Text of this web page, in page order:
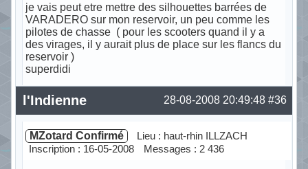
je vais peut etre mettre des silhouettes barrées de
VARADERO sur mon reservoir, un peu comme les
pilotes de chasse ( pour les scooters quand il y a
des virages, il y aurait plus de place sur les flancs du
reservoir )
superdidi
Hors ligne #36
28-08-2008 20:49:48
l'Indienne
MZotard Confirmé
Lieu : haut-rhin ILLZACH
Inscription : 16-05-2008
Messages : 2 436